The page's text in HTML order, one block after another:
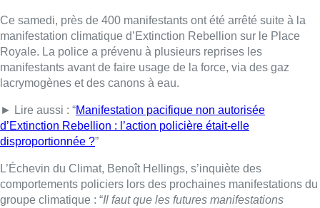
Ce samedi, près de 400 manifestants ont été arrêté suite à la
manifestation climatique d’Extinction Rebellion sur le Place
Royale. La police a prévenu à plusieurs reprises les
manifestants avant de faire usage de la force, via des gaz
lacrymogènes et des canons à eau.
► Lire aussi : “Manifestation pacifique non autorisée
d’Extinction Rebellion : l’action policière était-elle
disproportionnée ?”
L’Échevin du Climat, Benoît Hellings, s’inquiète des
comportements policiers lors des prochaines manifestations du
groupe climatique : “Il faut que les futures manifestations